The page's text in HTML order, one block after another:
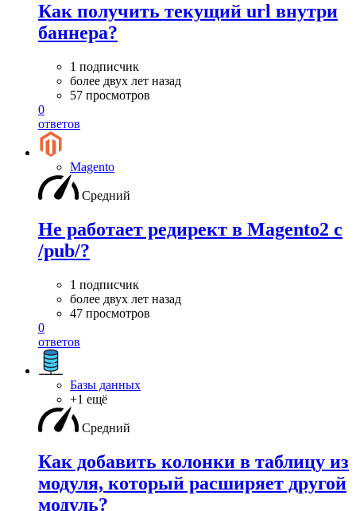
Как получить текущий url внутри
баннера?
1 подписчик
более двух лет назад
57 просмотров
0
ответов
Magento
Средний
Не работает редирект в Magento2 c
/pub/?
1 подписчик
более двух лет назад
47 просмотров
0
ответов
Базы данных
+1 ещё
Средний
Как добавить колонки в таблицу из
модуля, который расширяет другой
модуль?